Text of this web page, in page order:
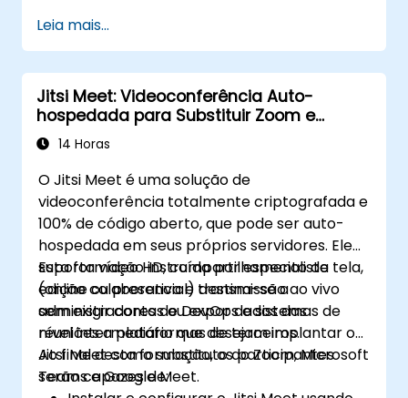
modelos e governar cargas de trabalho de IA
executadas inteiramente em ambientes on-
premise.
Leia mais...
Jitsi Meet: Videoconferência Auto-
hospedada para Substituir Zoom e
Microsoft Teams
14 Horas
O Jitsi Meet é uma solução de
videoconferência totalmente criptografada e
100% de código aberto, que pode ser auto-
hospedada em seus próprios servidores. Ele
suporta vídeo HD, compartilhamento de tela,
edição colaborativa e transmissão ao vivo
sem exigir contas ou expor dados das
reuniões a plataformas de terceiros.
Esta formação instruída por especialista
(online ou presencial) destina-se a
administradores de DevOps e sistemas de
nível intermediário que desejam implantar o
Jitsi Meet como substituto do Zoom, Microsoft
Teams e Google Meet.
Ao final desta formação, os participantes
serão capazes de: